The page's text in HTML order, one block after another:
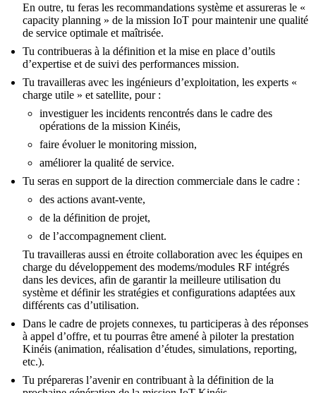
En outre, tu feras les recommandations système et assureras le «
capacity planning » de la mission IoT pour maintenir une qualité
de service optimale et maîtrisée.
Tu contribueras à la définition et la mise en place d’outils
d’expertise et de suivi des performances mission.
Tu travailleras avec les ingénieurs d’exploitation, les experts «
charge utile » et satellite, pour :
investiguer les incidents rencontrés dans le cadre des
opérations de la mission Kinéis,
faire évoluer le monitoring mission,
améliorer la qualité de service.
Tu seras en support de la direction commerciale dans le cadre :
des actions avant-vente,
de la définition de projet,
de l’accompagnement client.
Tu travailleras aussi en étroite collaboration avec les équipes en
charge du développement des modems/modules RF intégrés
dans les devices, afin de garantir la meilleure utilisation du
système et définir les stratégies et configurations adaptées aux
différents cas d’utilisation.
Dans le cadre de projets connexes, tu participeras à des réponses
à appel d’offre, et tu pourras être amené à piloter la prestation
Kinéis (animation, réalisation d’études, simulations, reporting,
etc.).
Tu prépareras l’avenir en contribuant à la définition de la